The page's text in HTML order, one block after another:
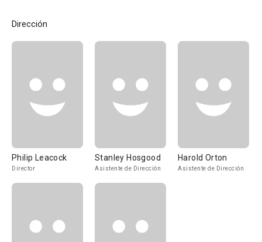
Dirección
Philip Leacock
Director
Stanley Hosgood
Asistente de Dirección
Harold Orton
Asistente de Dirección